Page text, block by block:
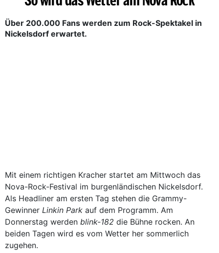
Über 200.000 Fans werden zum Rock-Spektakel in
Nickelsdorf erwartet.
Mit einem richtigen Kracher startet am Mittwoch das
Nova-Rock-Festival im burgenländischen Nickelsdorf.
Als Headliner am ersten Tag stehen die Grammy-
Gewinner Linkin Park auf dem Programm. Am
Donnerstag werden blink-182 die Bühne rocken. An
beiden Tagen wird es vom Wetter her sommerlich
zugehen.